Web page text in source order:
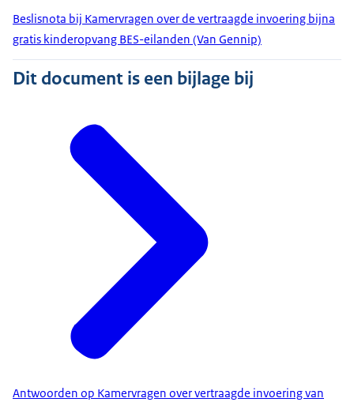
Beslisnota bij Kamervragen over de vertraagde invoering bijna
gratis kinderopvang BES-eilanden (Van Gennip)
Dit document is een bijlage bij
Antwoorden op Kamervragen over vertraagde invoering van